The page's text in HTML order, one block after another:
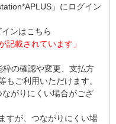
」にログイン
ンはこちら
記載されています」
の確認や変更、支払方
もご利用いただけます。
がりにくい場合がござ
すが、つながりにくい場